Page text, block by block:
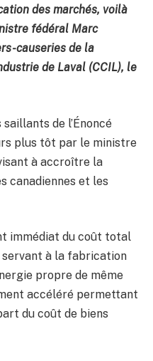
des marchés, voilà
fédéral Marc
causeries de la
de Laval (CCIL), le
de l’Énoncé
plus tôt par le ministre
à accroître la
canadiennes et les
immédiat du coût total
à la fabrication
propre de même
accéléré permettant
du coût de biens